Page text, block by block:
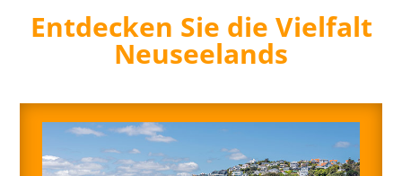
Entdecken Sie die Vielfalt
Neuseelands